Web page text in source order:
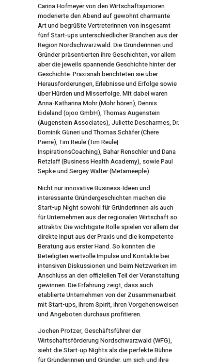
Carina Hofmeyer von den Wirtschaftsjunioren
moderierte den Abend auf gewohnt charmante
Art und begrüßte VertreterInnen von insgesamt
fünf Start-ups unterschiedlicher Branchen aus der
Region Nordschwarzwald. Die Gründerinnen und
Gründer präsentierten ihre Geschichten, vor allem
aber die jeweils spannende Geschichte hinter der
Geschichte. Praxisnah berichteten sie über
Herausforderungen, Erlebnisse und Erfolge sowie
über Hürden und Misserfolge. Mit dabei waren
Anna-Katharina Mohr (Mohr hören), Dennis
Eideland (ojoo GmbH), Thomas Augenstein
(Augenstein Associates), Juliette Descharmes, Dr.
Dominik Güneri und Thomas Schäfer (Chere
Pierre), Tim Reule (Tim Reule|
InspirationsCoaching), Bahar Renschler und Dana
Retzlaff (Business Health Academy), sowie Paul
Sepke und Sergey Walter (Metameeple).
Nicht nur innovative Business-Ideen und
interessante Gründergeschichten machen die
Start-up Night sowohl für GründerInnen als auch
für Unternehmen aus der regionalen Wirtschaft so
attraktiv. Die wichtigste Rolle spielen vor allem der
direkte Input aus der Praxis und die kompetente
Beratung aus erster Hand. So konnten die
Beteiligten wertvolle Impulse und Kontakte bei
intensiven Diskussionen und beim Netzwerken im
Anschluss an den offiziellen Teil der Veranstaltung
gewinnen. Die Erfahrung zeigt, dass auch
etablierte Unternehmen von der Zusammenarbeit
mit Start-ups, ihrem Spirit, ihren Vorgehensweisen
und Angeboten durchaus profitieren.
Jochen Protzer, Geschäftsführer der
Wirtschaftsförderung Nordschwarzwald (WFG),
sieht die Start-up Nights als die perfekte Bühne
für Gründerinnen und Gründer, um sich und ihre